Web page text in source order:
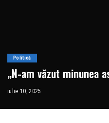
Politică
„N-am văzut minunea
iulie 10, 2025